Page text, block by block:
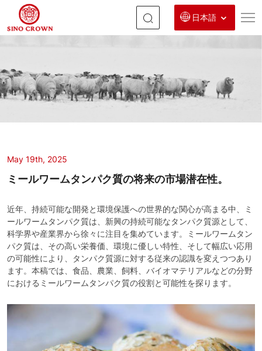
日本語
ー
ル
ワ
ー
タ
ン
パ
ク
質
の
将
来
の
May 19th, 2025
ミールワームタンパク質の将来の市場潜在性。
近年、持続可能な開発と環境保護への世界的な関心が高まる中、ミ
ールワームタンパク質は、新興の持続可能なタンパク質源として、
科学界や産業界から徐々に注目を集めています。ミールワームタン
パク質は、その高い栄養価、環境に優しい特性、そして幅広い応用
の可能性により、タンパク質源に対する従来の認識を変えつつあり
ます。本稿では、食品、農業、飼料、バイオマテリアルなどの分野
におけるミールワームタンパク質の役割と可能性を探ります。